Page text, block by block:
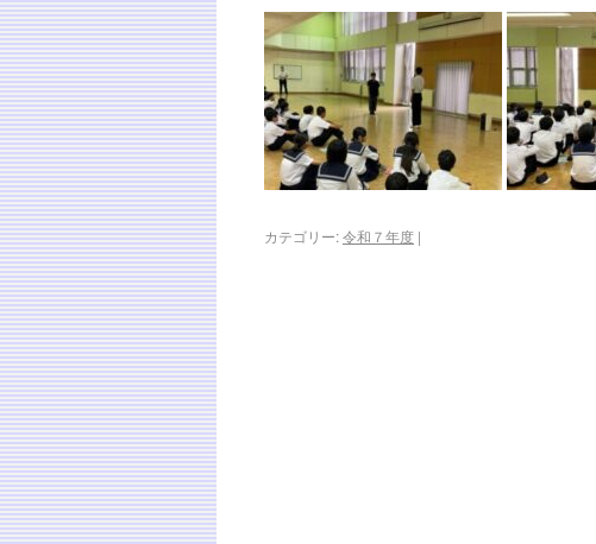
カテゴリー:令和７年度 |